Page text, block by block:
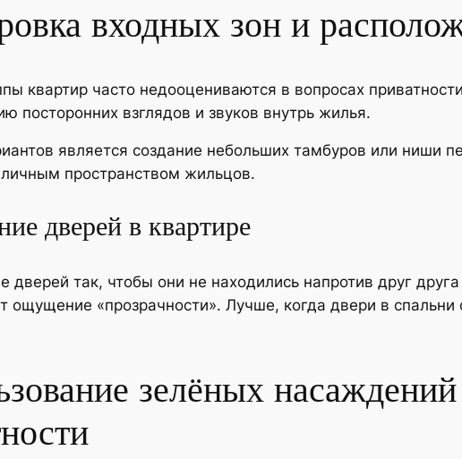
входных зон и
квартир часто недооцениваются в вопросах
посторонних взглядов и звуков внутрь жилья.
является создание небольших тамбуров или ниши
пространством жильцов.
дверей в квартире
дверей так, чтобы они не находились напротив друг
ощущение «прозрачности». Лучше, когда двери в
зелёных